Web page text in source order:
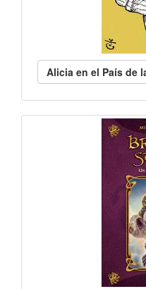
Alicia en el País de